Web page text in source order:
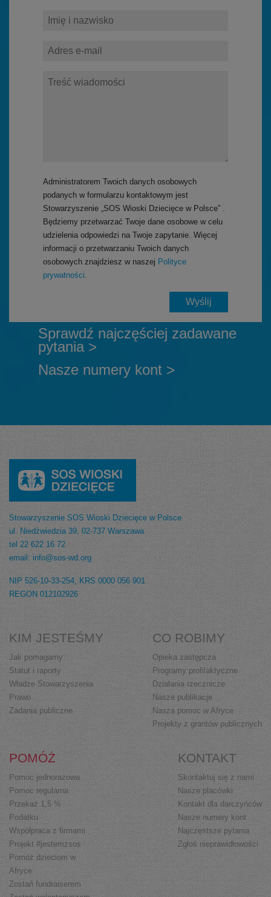
Administratorem Twoich danych osobowych
podanych w formularzu kontaktowym jest
Stowarzyszenie „SOS Wioski Dziecięce w Polsce” .
Będziemy przetwarzać Twoje dane osobowe w celu
udzielenia odpowiedzi na Twoje zapytanie. Więcej
informacji o przetwarzaniu Twoich danych
osobowych znajdziesz w naszej Polityce
prywatności
Sprawdź najczęściej zadawane
pytania >
Nasze numery kont >
Stowarzyszenie SOS Wioski Dziecięce w Polsce
ul. Niedźwiedzia 39, 02-737 Warszawa
tel 22 622 16 72
email: info@sos-wd.org
NIP 526-10-33-254, KRS 0000 056 901
REGON 012102926
KIM JESTEŚMY
Jak pomagamy
Statut i raporty
Władze Stowarzyszenia
Prawo
Zadania publiczne
CO ROBIMY
Opieka zastępcza
Programy profilaktyczne
Działania rzecznicze
Nasze publikacje
Nasza pomoc w Afryce
Projekty z grantów publicznych
POMÓŻ
Pomoc jednorazowa
Pomoc regularna
Przekaż 1,5 %
Podatku
Współpraca z firmami
Projekt #jestemzsos
Pomóż dzieciom w
Afryce
Zostań fundraiserem
KONTAKT
Skontaktuj się z nami
Nasze placówki
Kontakt dla darczyńców
Nasze numery kont
Najczęstsze pytania
Zgłoś nieprawidłowości